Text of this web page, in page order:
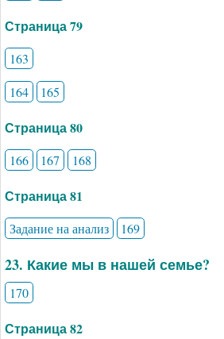
Страница 79
163
164
165
Страница 80
166 167 168
Страница 81
Задание на анализ 169
23. Какие мы в нашей семье?
170
Страница 82